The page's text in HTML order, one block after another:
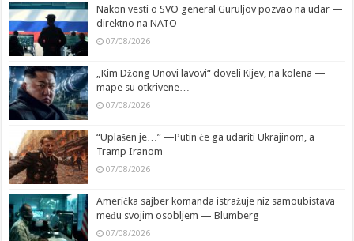
Nakon vesti o SVO general Guruljov pozvao na udar —
direktno na NATO
07/08/2026
„Kim Džong Unovi lavovi“ doveli Kijev, na kolena —
mape su otkrivene…
07/08/2026
“Uplašen je…” —Putin će ga udariti Ukrajinom, a
Tramp Iranom
07/08/2026
Američka sajber komanda istražuje niz samoubistava
među svojim osobljem — Blumberg
07/08/2026